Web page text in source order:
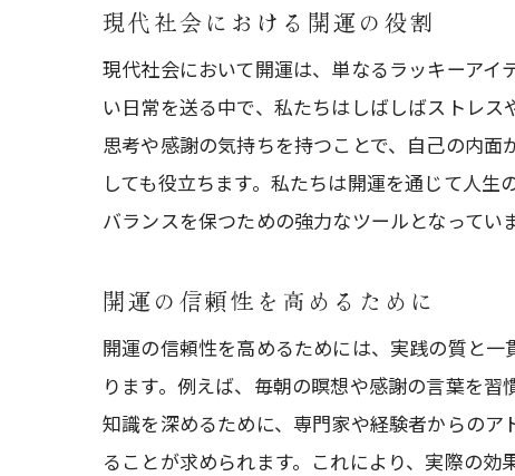
現代社会における開運の役割
現代社会において開運は、単なるラッキーア
い日常を送る中で、私たちはしばしばストレ
思考や感謝の気持ちを持つことで、自己の内
しても役立ちます。私たちは開運を通じて人
バランスを保つための強力なツールとなっていま
開運の信頼性を高めるために
開運の信頼性を高めるためには、実践の質と
ります。例えば、毎朝の瞑想や感謝の言葉を
知識を深めるために、専門家や経験者からの
ることが求められます。これにより、実際の